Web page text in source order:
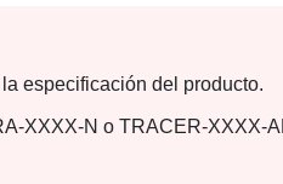
especificación del producto.
XXXX-N o TRACER-XXXX-